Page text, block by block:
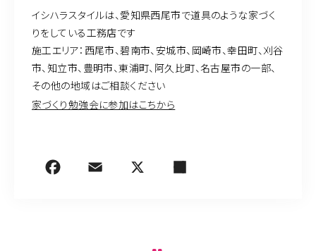
イシハラスタイルは、愛知県西尾市で道具のような家づく
りをしている工務店です
施工エリア：西尾市、碧南市、安城市、岡崎市、幸田町、刈谷
市、知立市、豊明市、東浦町、阿久比町、名古屋市の一部、
その他の地域はご相談ください
家づくり勉強会に参加はこちから